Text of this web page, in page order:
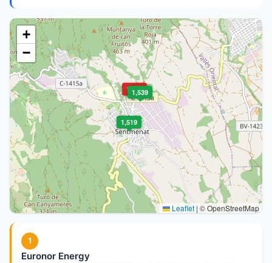
1,519
1,539
1,705
+
−
Leaflet | © OpenStreetMap
1
Euronor Energy